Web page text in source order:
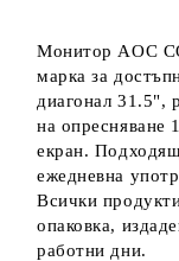
Монитор AOC
марка за
диагонал 31.5",
на опресняване
екран.
ежедневна
Всички
опаковка,
работни дни.